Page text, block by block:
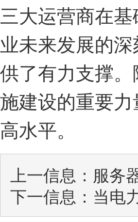
三大运营商在
业未来发展的
供了有力支撑
施建设的重要
高水平。
上一信息： 服务
下一信息： 当电